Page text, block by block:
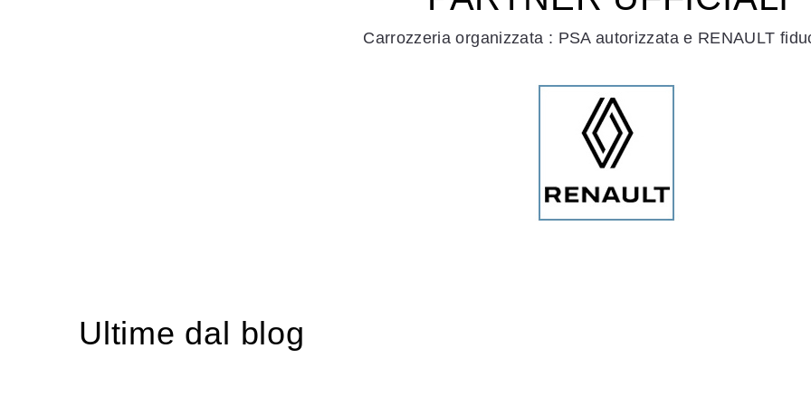
Carrozzeria organizzata : PSA autorizzata e RENAULT
Ultime dal blog